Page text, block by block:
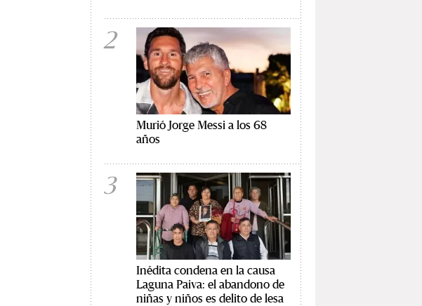
2
Murió Jorge Messi a los 68
años
3
Inédita condena en la causa
Laguna Paiva: el abandono de
niñas y niños es delito de lesa